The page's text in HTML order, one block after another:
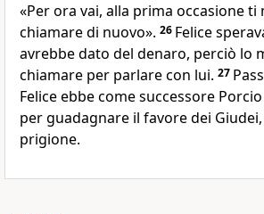
«Per ora vai, alla prima occasione ti
chiamare di nuovo». 26 Felice
avrebbe dato del denaro, perciò lo
chiamare per parlare con lui. 27
Felice ebbe come successore
per guadagnare il favore dei
prigione.